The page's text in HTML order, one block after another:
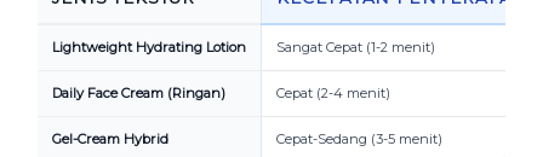
Lightweight Hydrating Lotion Sangat Cepat (1-2 menit)
Daily Face Cream (Ringan) Cepat (2-4 menit)
Gel-Cream Hybrid Cepat-Sedang (3-5 menit)